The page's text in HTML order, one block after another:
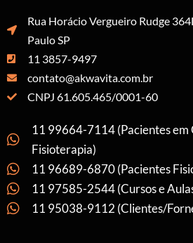
Rua Horácio Vergueiro Rudge
Paulo SP
11 3857-9497
contato@akwavita.com.br
CNPJ 61.605.465/0001-60
11 99664-7114 (Pacientes em
Fisioterapia)
11 96689-6870 (Pacientes
11 97585-2544 (Cursos e
11 95038-9112 (Clientes/